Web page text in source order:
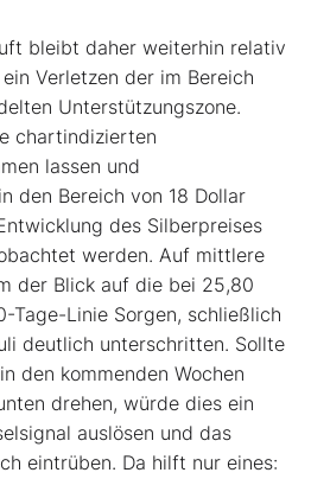
bleibt daher weiterhin relativ
Verletzen der im Bereich
Unterstützungszone.
chartindizierten
lassen und
den Bereich von 18 Dollar
des Silberpreises
werden. Auf mittlere
der Blick auf die bei 25,80
Tage-Linie Sorgen, schließlich
deutlich unterschritten. Sollte
den kommenden Wochen
drehen, würde dies ein
auslösen und das
eintrüben. Da hilft nur eines: